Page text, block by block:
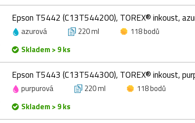
Epson T5442 (C13T544200), TOREX® inkoust,
azurová 220 ml
118 bodů
Skladem > 9 ks
Epson T5443 (C13T544300), TOREX® inkoust,
purpurová 220 ml
118 bodů
Skladem > 9 ks